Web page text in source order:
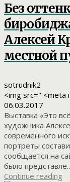
Без
Алексей
местной
sotrudnik2
<img src=" <meta
06.03.2017
Выставка «Это
художника
современного
портреты
сообщается на
было
Continue reading